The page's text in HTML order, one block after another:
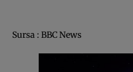
Sursa : BBC News